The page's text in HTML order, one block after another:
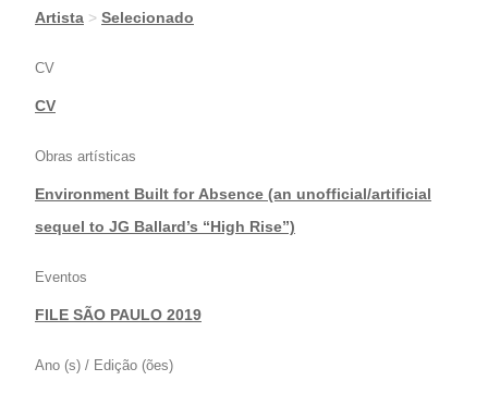
|Artista > Selecionado
CV
CV
Obras artísticas
Environment Built for Absence (an unofficial/artificial
sequel to JG Ballard’s “High Rise”)
Eventos
FILE SÃO PAULO 2019
Ano (s) / Edição (ões)